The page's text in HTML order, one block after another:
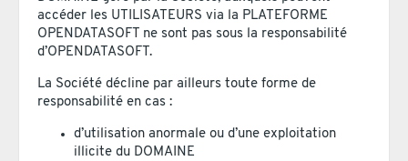
accéder les UTILISATEURS via la PLATEFORME
OPENDATASOFT ne sont pas sous la responsabilité
d’OPENDATASOFT.
La Société décline par ailleurs toute forme de
responsabilité en cas :
d’utilisation anormale ou d’une exploitation
illicite du DOMAINE